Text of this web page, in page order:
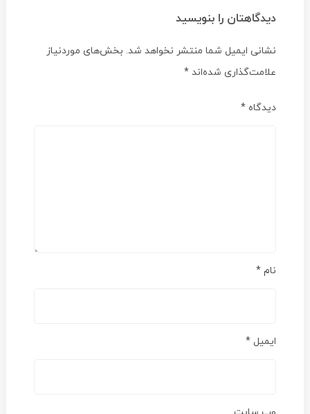
دیدگاهتان را بنویسید
نشانی ایمیل شما منتشر نخواهد شد. بخش‌های موردنیاز
علامت‌گذاری شده‌اند*
دیدگاه*
*
ایمیل*